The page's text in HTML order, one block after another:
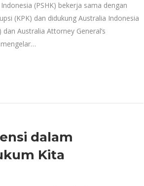
(PSHK) bekerja sama dengan
(KPK) dan didukung Australia Indonesia
dan Australia Attorney General’s
dalam
Kita